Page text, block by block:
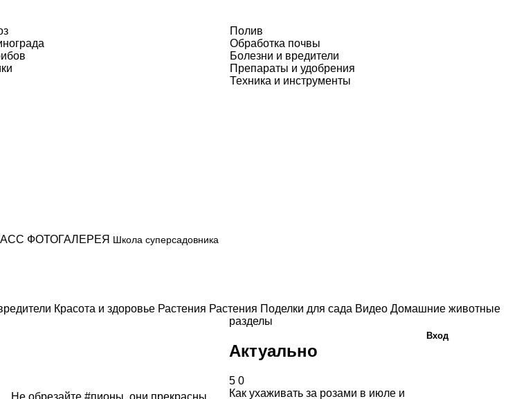
Полив
Обработка почвы
Болезни и вредители
Препараты и удобрения
Техника и инструменты
ФОТОГАЛЕРЕЯ Школа суперсадовника
Красота и здоровье Растения Растения Поделки для сада Видео Домашние животные
Не обрезайте #пионы, они прекрасны
разделы
Актуально
5 0
Как ухаживать за розами в июле и
Вход